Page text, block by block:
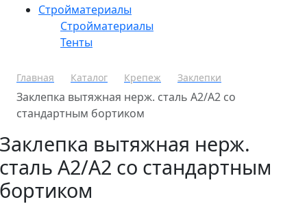
Стройматериалы
Стройматериалы
Тенты
Главная Каталог Крепеж Заклепки
Заклепка вытяжная нерж. сталь А2/А2 со
стандартным бортиком
Заклепка вытяжная нерж.
сталь А2/А2 со стандартным
бортиком